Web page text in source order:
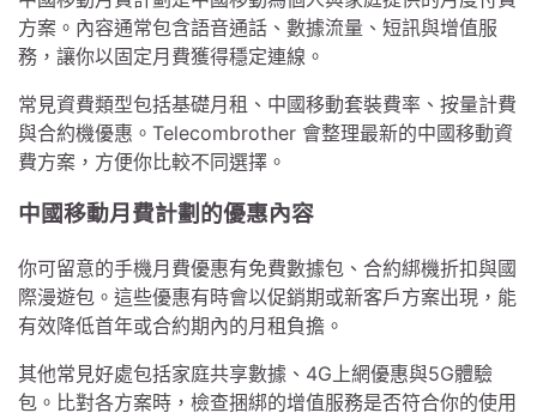
方案。內容通常包含語音通話、數據流量、短訊與增值服
務，讓你以固定月費獲得穩定連線。
常見資費類型包括基礎月租、中國移動套裝費率、按量計費
與合約機優惠。Telecombrother 會整理最新的中國移動資
費方案，方便你比較不同選擇。
中國移動月費計劃的優惠內容
你可留意的手機月費優惠有免費數據包、合約綁機折扣與國
際漫遊包。這些優惠有時會以促銷期或新客戶方案出現，能
有效降低首年或合約期內的月租負擔。
其他常見好處包括家庭共享數據、4G上網優惠與5G體驗
包。比對各方案時，檢查捆綁的增值服務是否符合你的使用